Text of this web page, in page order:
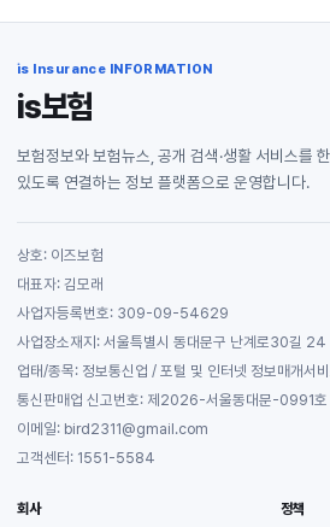
is Insurance INFORMATION
is보험
보험정보와 보험뉴스, 공개 검색·생활 서비스를
있도록 연결하는 정보 플랫폼으로 운영합니다.
상호: 이즈보험
대표자: 김모래
사업자등록번호: 309-09-54629
사업장소재지: 서울특별시 동대문구 난계로30길
업태/종목: 정보통신업 / 포털 및 인터넷 정보매개서
통신판매업 신고번호: 제2026-서울동대문-0991호
이메일: bird2311@gmail.com
고객센터: 1551-5584
회사 정책